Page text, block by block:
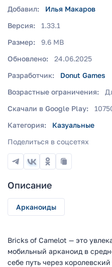
Добавил:
Илья Макаров
Версия:
1.33.1
Размер:
9.6 MB
Обновлено:
24.06.2025
Разработчик:
Donut Games
Возрастные ограничения:
Скачали в Google Play:
Категория:
Казуальные
Поделиться в соцсетях
Описание
Арканоиды
Bricks of Camelot — это
мобильный арканоид в
себе путь через